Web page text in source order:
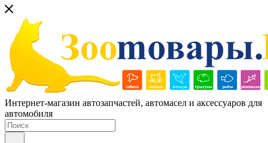
Интернет-магазин автозапчастей, автомасел и аксессуаров для
автомобиля